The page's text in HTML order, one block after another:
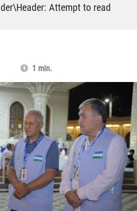
Attempt to read
1 min.